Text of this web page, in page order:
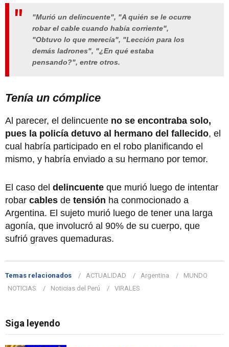
"Murió un delincuente", "A quién se le ocurre
robar el cable cuando había corriente",
"Obtuvo lo que merecía", "Lección para los
demás ladrones", "¿En qué estaba
pensando?", entre otros.
Tenía un cómplice
Al parecer, el delincuente no se encontraba solo,
pues la policía detuvo al hermano del fallecido, el
cual habría participado en el robo planificando el
mismo, y habría enviado a su hermano por temor.
El caso del delincuente que murió luego de intentar
robar cables de tensión ha conmocionado a
Argentina. El sujeto murió luego de tener una larga
agonía, que involucró al 90% de su cuerpo, que
sufrió graves quemaduras.
Temas relacionados ACTUALIDAD Argentina
MUNDO
NOTICIAS
Noticias del Perú VIRALES
Siga leyendo